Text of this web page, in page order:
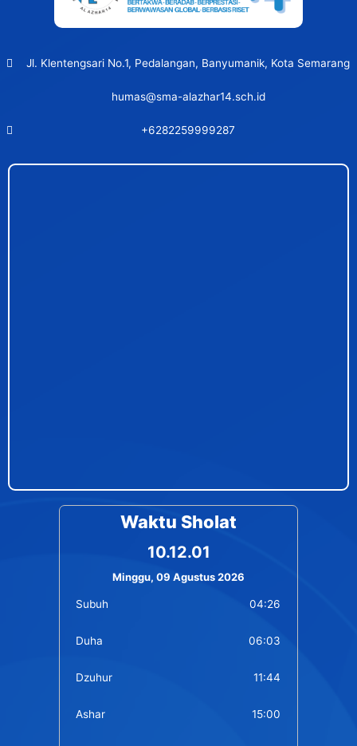
Jl. Klentengsari No.1, Pedalangan, Banyumanik, Kota Semarang
humas@sma-alazhar14.sch.id
+6282259999287
Waktu Sholat
10.12.01
Minggu, 09 Agustus 2026
Subuh 04:26
Duha 06:03
Dzuhur 11:44
Ashar 15:00